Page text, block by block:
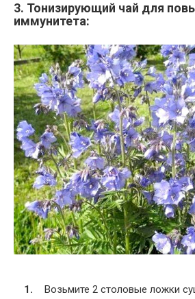
3. Тонизирующий чай для
иммунитета:
Возьмите 2 столовые ложки